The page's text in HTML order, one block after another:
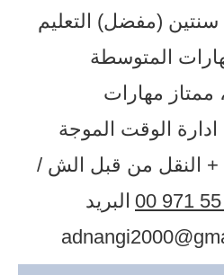
(مفضل) التعليم
المتوسطة
ممتاز مهارات
ادارة الوقت الموجة
+ النقل من قبل الش ​/
00 971 البريد